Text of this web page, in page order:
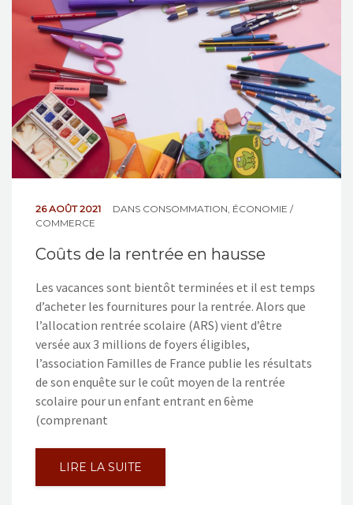
26 AOÛT 2021 DANS CONSOMMATION, ÉCONOMIE /
COMMERCE
Coûts de la rentrée en hausse
Les vacances sont bientôt terminées et il est temps
d’acheter les fournitures pour la rentrée. Alors que
l’allocation rentrée scolaire (ARS) vient d’être
versée aux 3 millions de foyers éligibles,
l’association Familles de France publie les résultats
de son enquête sur le coût moyen de la rentrée
scolaire pour un enfant entrant en 6ème
(comprenant
LIRE LA SUITE